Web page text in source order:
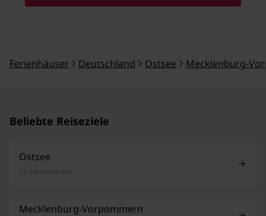
Ferienhäuser Deutschland Ostsee Mecklenburg-
Beliebte Reiseziele
Ostsee
52 Ferienhäuser
Mecklenburg-Vorpommern